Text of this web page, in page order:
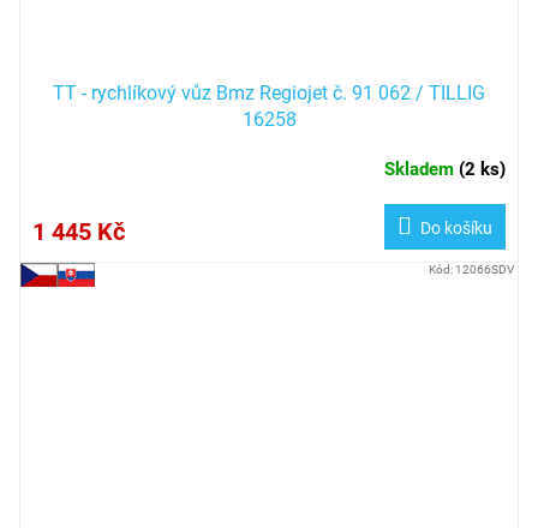
TT - rychlíkový vůz Bmz Regiojet č. 91 062 / TILLIG
16258
Skladem (2 ks)
1 445 Kč Do košíku
Kód: 12066SDV